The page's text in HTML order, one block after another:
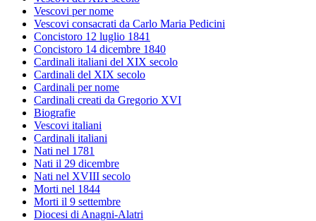
Vescovi per nome
Vescovi consacrati da Carlo Maria Pedicini
Concistoro 12 luglio 1841
Concistoro 14 dicembre 1840
Cardinali italiani del XIX secolo
Cardinali del XIX secolo
Cardinali per nome
Cardinali creati da Gregorio XVI
Biografie
Vescovi italiani
Cardinali italiani
Nati nel 1781
Nati il 29 dicembre
Nati nel XVIII secolo
Morti nel 1844
Morti il 9 settembre
Diocesi di Anagni-Alatri